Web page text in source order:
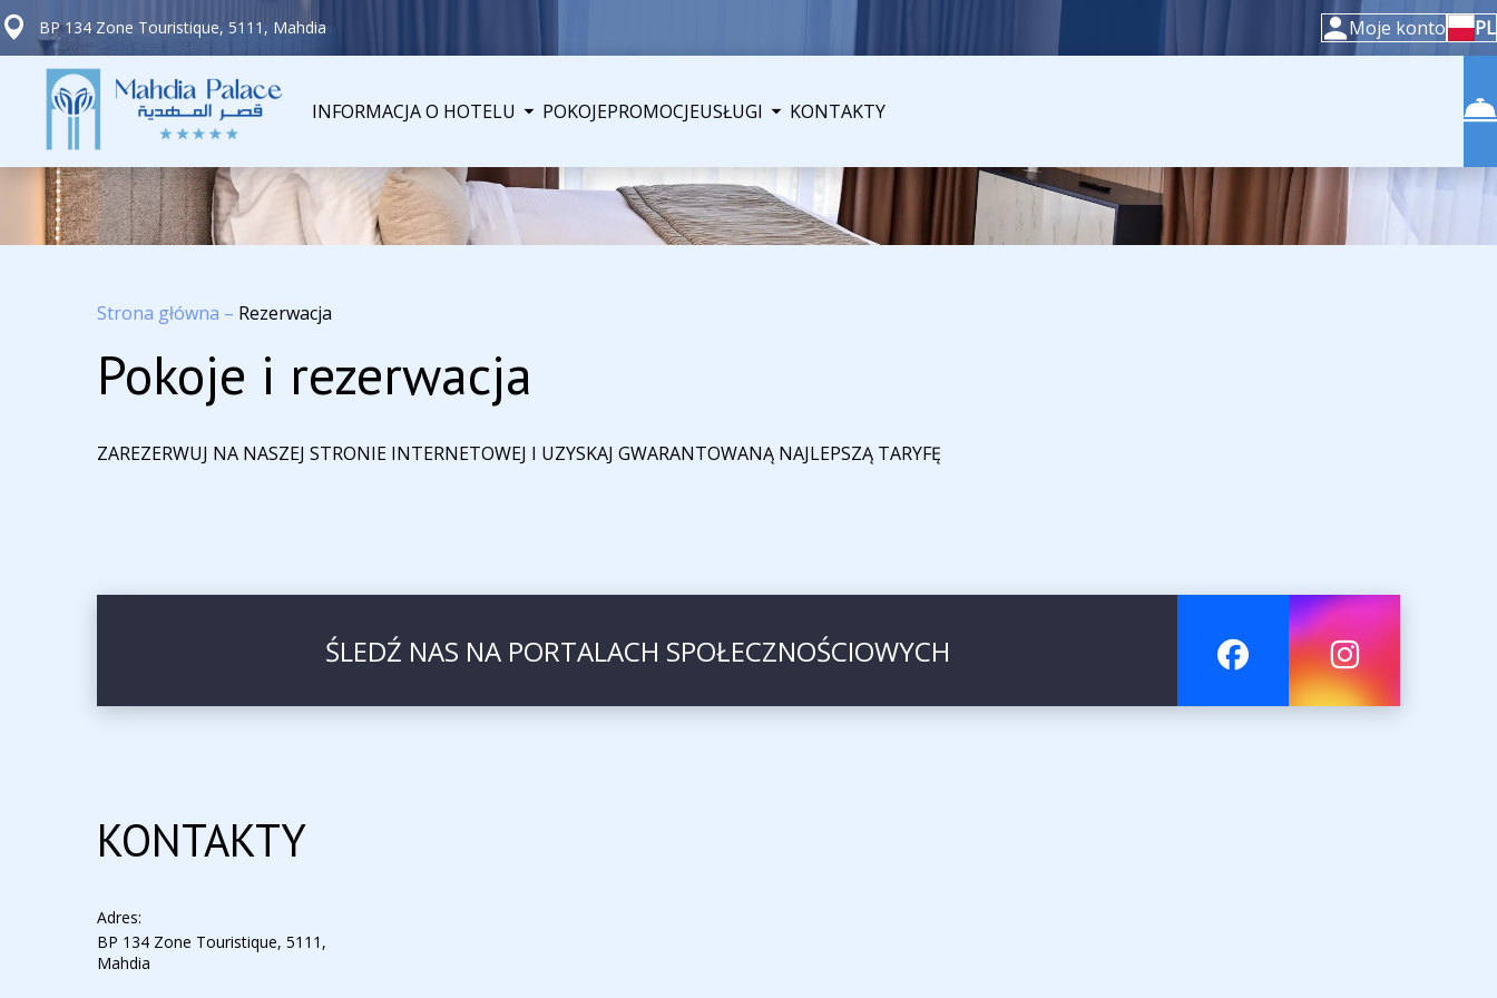
BP 134 Zone Touristique, 5111, Mahdia Moje konto PL
INFORMACJA O HOTELU POKOJEPROMOCJEUSŁUGI KONTAKTY
Strona główna – Rezerwacja
Pokoje i rezerwacja
ZAREZERWUJ NA NASZEJ STRONIE INTERNETOWEJ I UZYSKAJ GWARANTOWANĄ NAJLEPSZĄ TARYFĘ
ŚLEDŹ NAS NA PORTALACH SPOŁECZNOŚCIOWYCH
KONTAKTY
Adres:
BP 134 Zone Touristique, 5111,
Mahdia